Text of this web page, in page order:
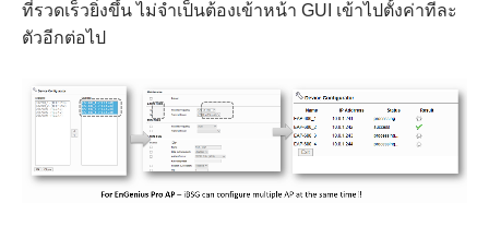
ที่รวดเร็วยิ่งขึ้น ไม่จำเป็นต้องเข้าหน้า GUI เข้าไปตั้งค่าทีละ
ตัวอีกต่อไป